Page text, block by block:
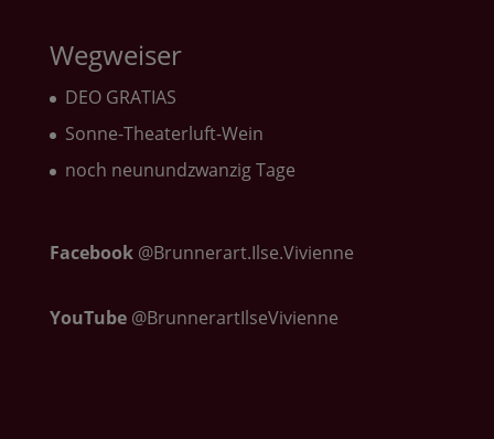
Wegweiser
DEO GRATIAS
Sonne-Theaterluft-Wein
noch neunundzwanzig Tage
Facebook@Brunnerart.Ilse.Vivienne
YouTube @BrunnerartIlseVivienne